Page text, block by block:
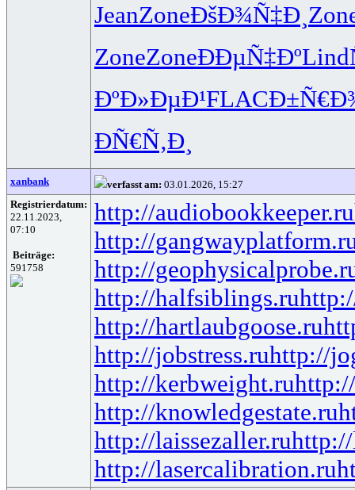
JeanZoneÐšÐ¾Ñ‡Ð¸
ZoneZoneÐÐµÑ‡ÐºLind
ÐºÐ»ÐµÐ¹FLAC
ÐÑ€Ñ‚Ð¸
xanbank verfasst am: 03.01.2026, 15:27
Registrierdatum:
22.11.2023,
07:10
Beiträge:
591758
http://audiobookkeeper.ru
http://
http://
http://halfsiblings.ru
http://hartlaubgoose.ru
http://jobstress.ruhttp://
http://kerbweight.ru
http://knowledgestate.ru
http://laissezaller.ru
http://lasercalibration.ru